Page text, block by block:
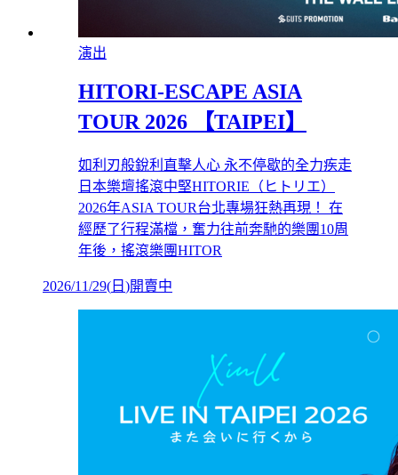
演出
HITORI-ESCAPE ASIA
TOUR 2026 【TAIPEI】
如利刃般銳利直擊人心 永不停歇的全力疾走
日本樂壇搖滾中堅HITORIE（ヒトリエ）
2026年ASIA TOUR台北專場狂熱再現！ 在
經歷了行程滿檔，奮力往前奔馳的樂團10周
年後，搖滾樂團HITOR
2026/11/29( 日 )開賣中